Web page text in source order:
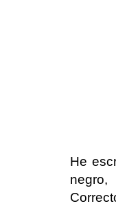
He
negro,